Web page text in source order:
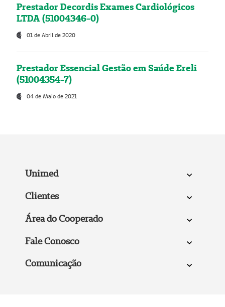
Prestador Decordis Exames Cardiológicos
LTDA (51004346-0)
01 de Abril de 2020
Prestador Essencial Gestão em Saúde Ereli
(51004354-7)
04 de Maio de 2021
Unimed
Clientes
Área do Cooperado
Fale Conosco
Comunicação